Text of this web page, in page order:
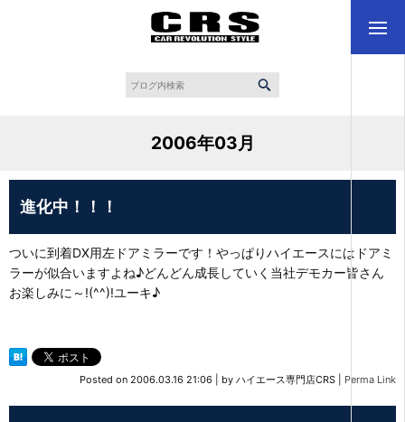
2006年03月
進化中！！！
ついに到着DX用左ドアミラーです！やっぱりハイエースにはドアミ
ラーが似合いますよね♪どんどん成長していく当社デモカー皆さん
お楽しみに～!(^^)!ユーキ♪
Posted on 2006.03.16 21:06 by ハイエース専門店CRS Perma Link